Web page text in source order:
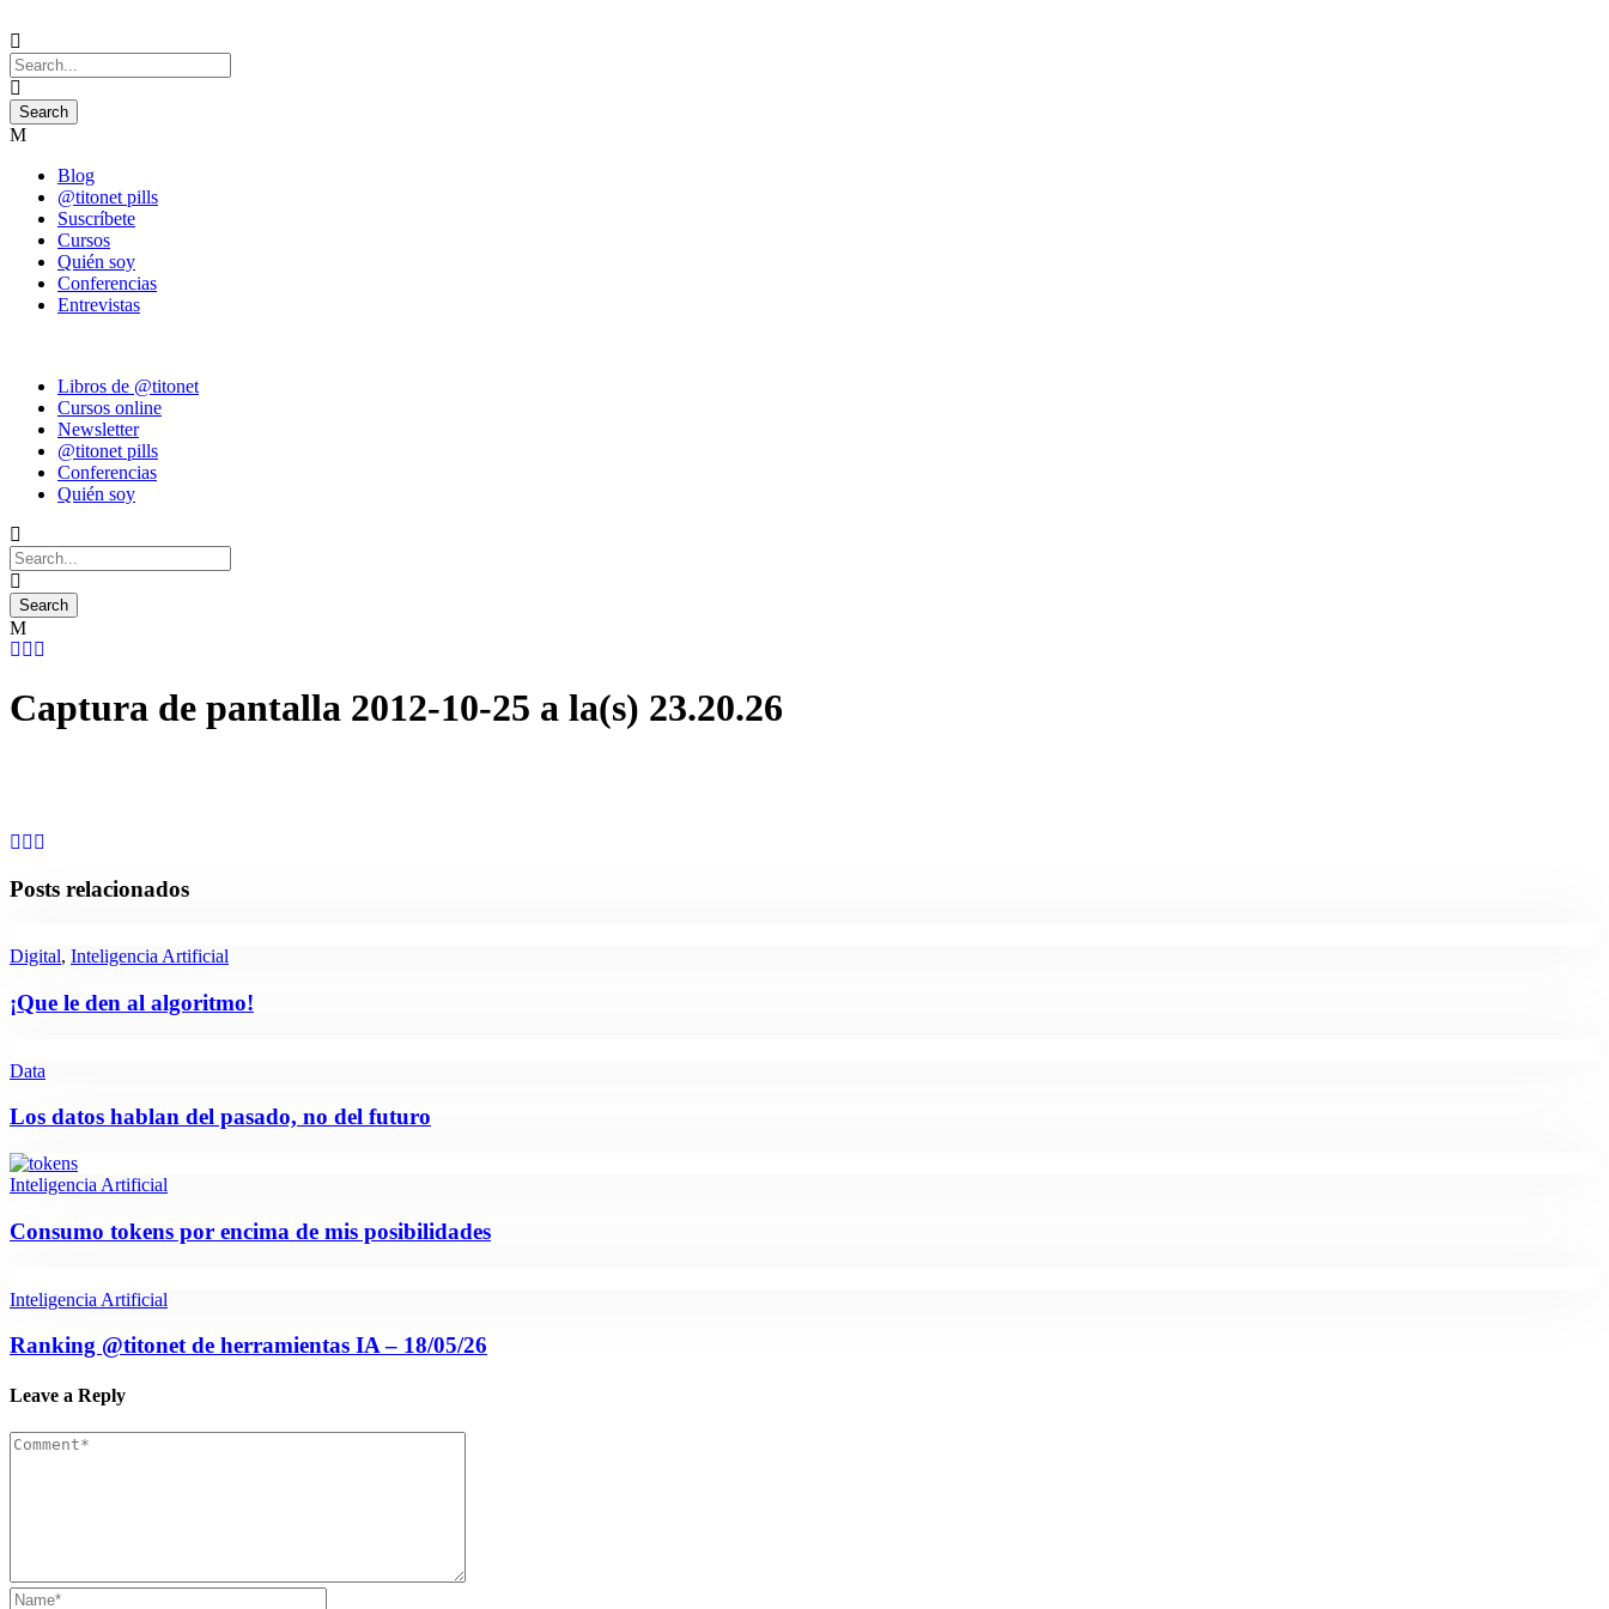
Blog
@titonet pills
Suscríbete
Cursos
Quién soy
Conferencias
Entrevistas
Libros de @titonet
Cursos online
Newsletter
@titonet pills
Conferencias
Quién soy
Captura de pantalla 2012-10-25 a la(s) 23.20.26
Posts relacionados
Digital, Inteligencia Artificial
¡Que le den al algoritmo!
Data
Los datos hablan del pasado, no del futuro
Inteligencia Artificial
Consumo tokens por encima de mis posibilidades
Inteligencia Artificial
Ranking @titonet de herramientas IA – 18/05/26
Leave a Reply